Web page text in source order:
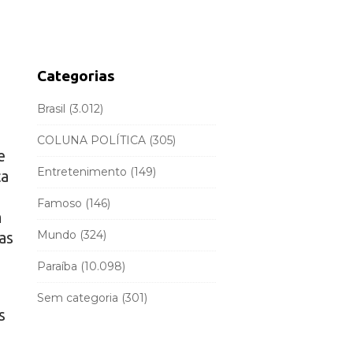
a
f
r
Categorias
Brasil (3.012)
COLUNA POLÍTICA (305)
Entretenimento (149)
Famoso (146)
Mundo (324)
Paraíba (10.098)
Sem categoria (301)